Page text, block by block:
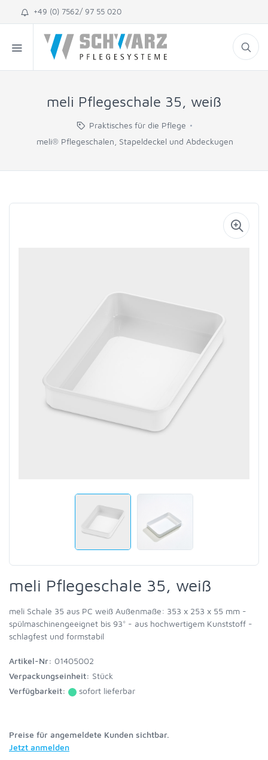
+49 (0) 7562/ 97 55 020
meli Pflegeschale 35, weiß
Praktisches für die Pflege
meli® Pflegeschalen, Stapeldeckel und Abdeckugen
meli Pflegeschale 35, weiß
meli Schale 35 aus PC weiß Außenmaße: 353 x 253 x 55 mm -
spülmaschinengeeignet bis 93° - aus hochwertigem Kunststoff -
schlagfest und formstabil
Artikel-Nr: 01405002
Verpackungseinheit: Stück
Verfügbarkeit:
sofort lieferbar
Preise für angemeldete Kunden sichtbar.
Jetzt anmelden